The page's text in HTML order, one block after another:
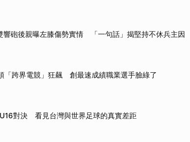
響砲後親曝左膝傷勢實情 「一句話」揭堅持不休兵主因
「跨界電競」狂飆 創最速成績職業選手臉綠了
對決 看見台灣與世界足球的真實差距